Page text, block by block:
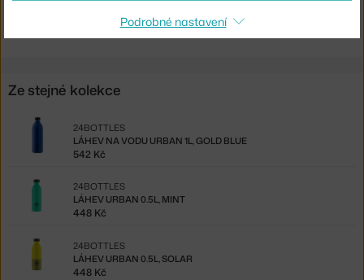
Shopping from the EU? Switch toUrban Bottle 1l, hot red
Ze stejné kolekce
LÁHEV NA VODU URBAN 1L, GOLD BLUE
24BOTTLES
542 Kč
LÁHEV URBAN 0.5L, MINT
24BOTTLES
448 Kč
LÁHEV URBAN 0.5L, SOLAR
24BOTTLES
448 Kč
Podrobné nastavení